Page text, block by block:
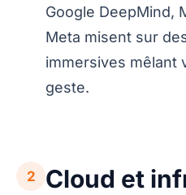
Google DeepMind,
Meta misent sur
immersives mêlant
geste.
2
Cloud et